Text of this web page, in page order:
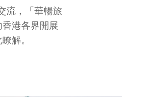
流，「華暢旅
港各界開展
解。